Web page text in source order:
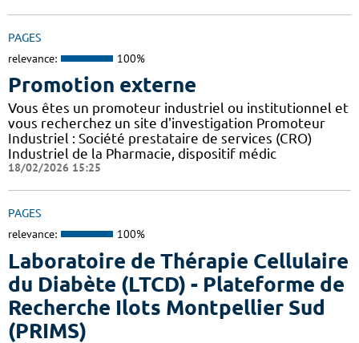
PAGES
relevance: 100%
Promotion externe
Vous êtes un promoteur industriel ou institutionnel et
vous recherchez un site d'investigation Promoteur
Industriel : Société prestataire de services (CRO)
Industriel de la Pharmacie, dispositif médic
18/02/2026 15:25
PAGES
relevance: 100%
Laboratoire de Thérapie Cellulaire
du Diabète (LTCD) - Plateforme de
Recherche Ilots Montpellier Sud
(PRIMS)